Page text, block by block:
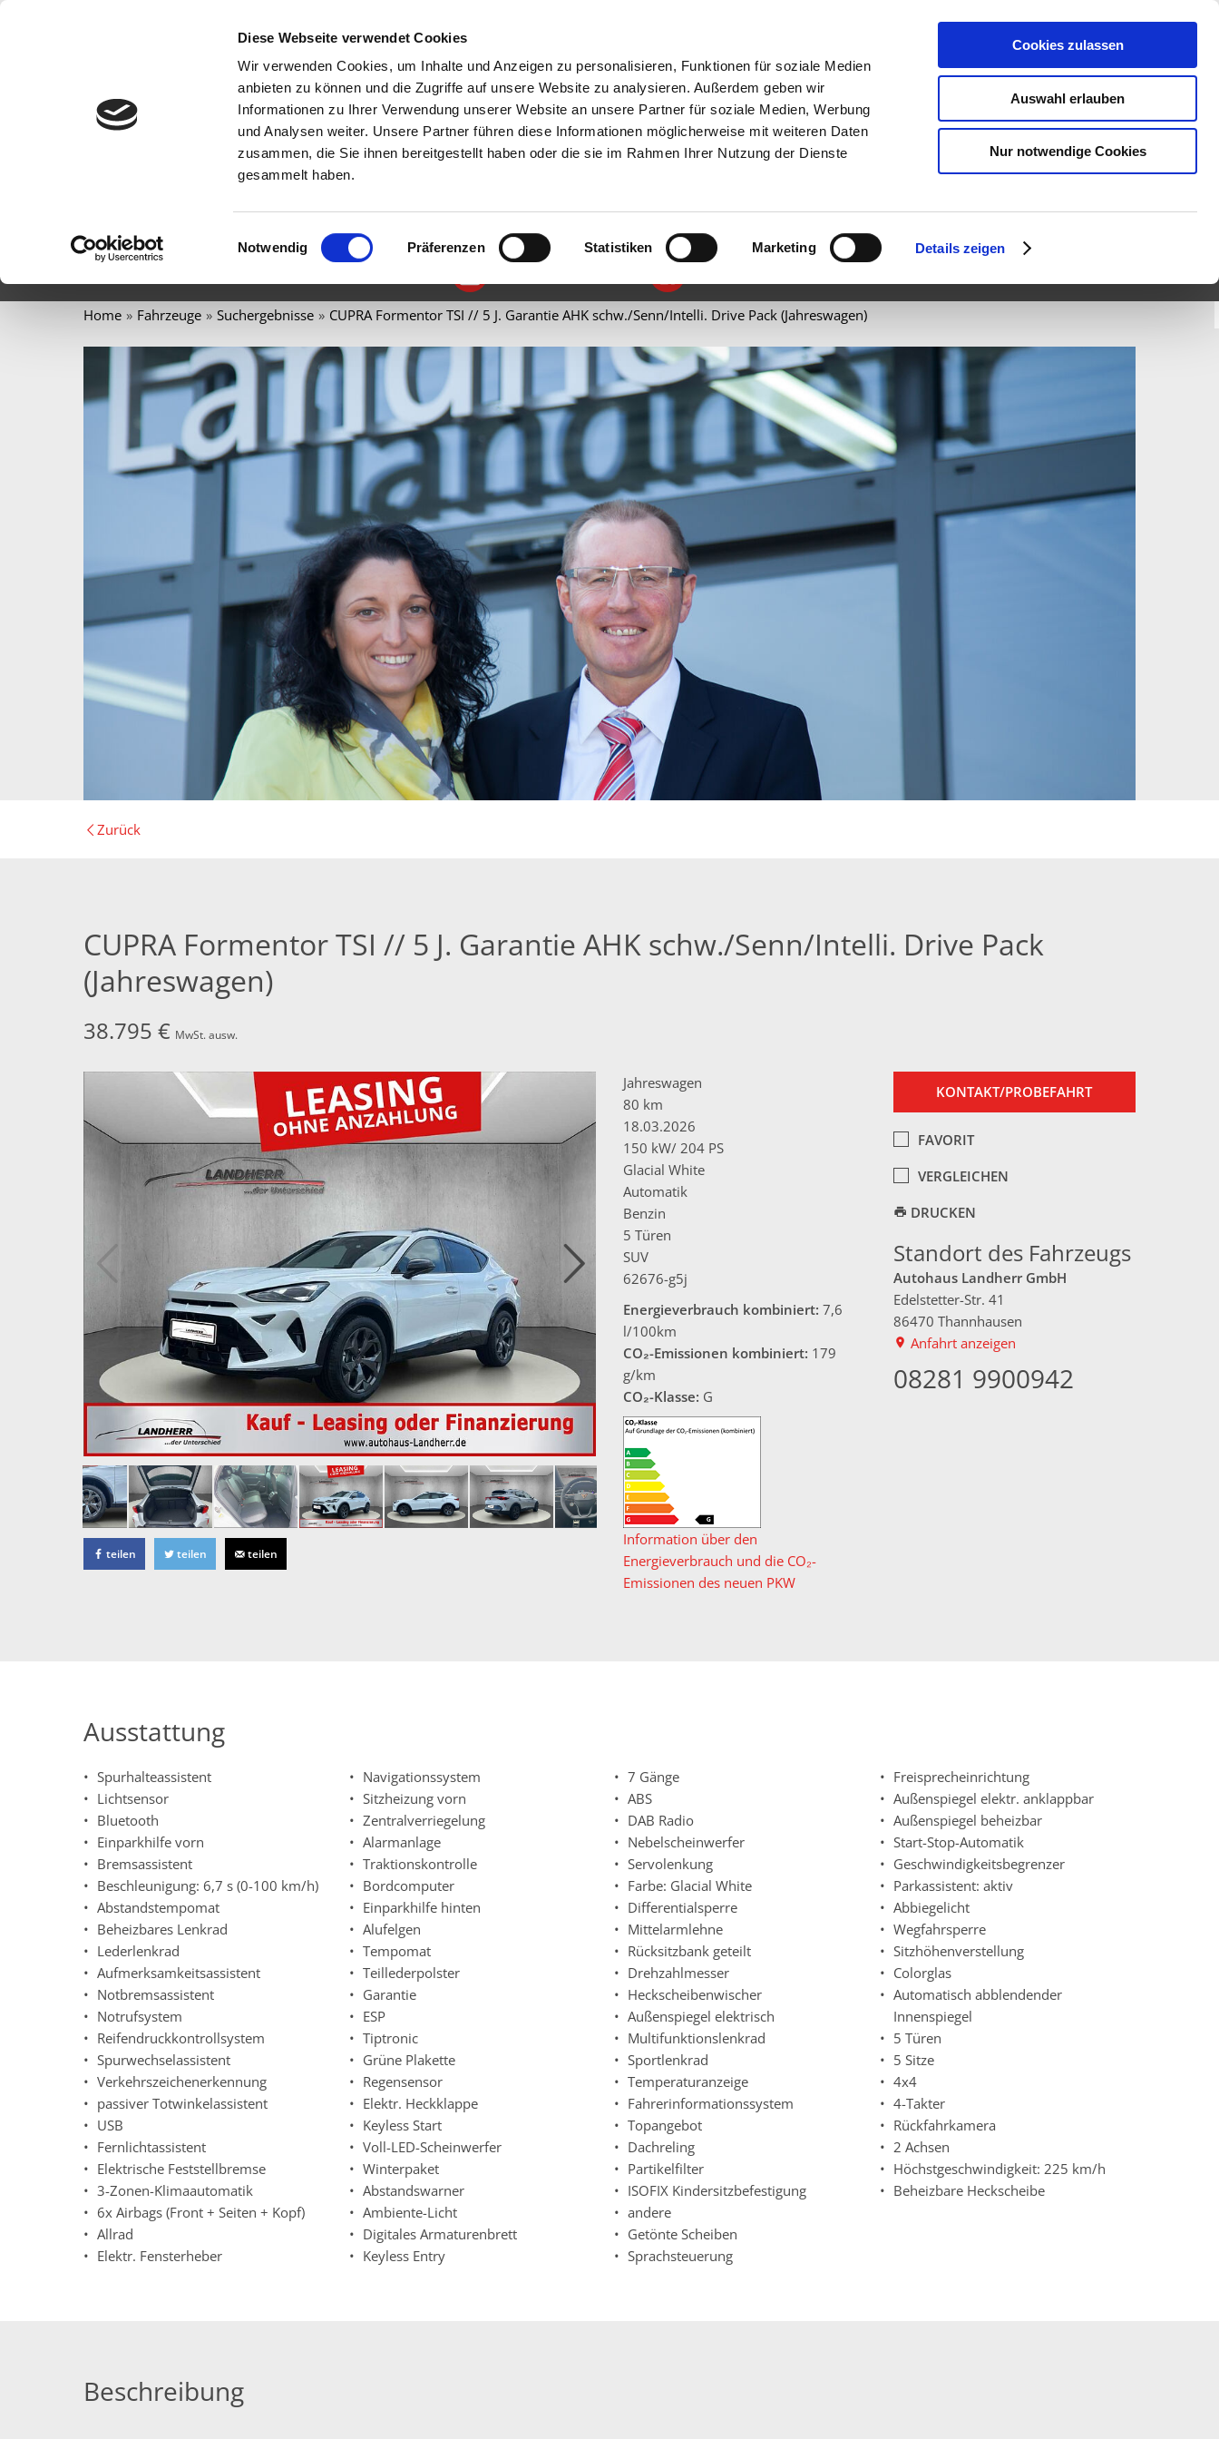
Diese Webseite verwendet Cookies
Wir verwenden Cookies, um Inhalte und Anzeigen zu personalisieren, Funktionen für soziale Medien
anbieten zu können und die Zugriffe auf unsere Website zu analysieren. Außerdem geben wir
Informationen zu Ihrer Verwendung unserer Website an unsere Partner für soziale Medien, Werbung
und Analysen weiter. Unsere Partner führen diese Informationen möglicherweise mit weiteren Daten
zusammen, die Sie ihnen bereitgestellt haben oder die sie im Rahmen Ihrer Nutzung der Dienste
gesammelt haben.
Einwilligungsauswahl
Notwendig Präferenzen Statistiken Marketing Details zeigen
Cookies zulassen
Auswahl erlauben
Nur notwendige Cookies
VERGLEICH (0) GESPEICHERTE SUCHEN (0)
FAHRZEUGE WERKSTATT & SERVICE
Home Fahrzeuge Suchergebnisse CUPRA Formentor TSI // 5 J. Garantie AHK schw./Senn/Intelli. Drive Pack (Jahreswagen)
Zurück
CUPRA Formentor TSI // 5 J. Garantie AHK schw./Senn/Intelli. Drive Pack
(Jahreswagen)
38.795 € MwSt. ausw.
teilen teilen teilen
KONTAKT/PROBEFAHRT
FAVORIT
VERGLEICHEN
DRUCKEN
Standort des Fahrzeugs
Autohaus Landherr GmbH
Edelstetter-Str. 41
86470 Thannhausen
Anfahrt anzeigen
08281 9900942
Jahreswagen
80 km
18.03.2026
150 kW/ 204 PS
Glacial White
Automatik
Benzin
5 Türen
SUV
62676-g5j
Energieverbrauch kombiniert: 7,6
l/100km
CO₂-Emissionen kombiniert: 179
g/km
CO₂-Klasse: G
Information über den
Energieverbrauch und die CO₂-
Emissionen des neuen PKW
Ausstattung
Spurhalteassistent
Lichtsensor
Bluetooth
Einparkhilfe vorn
Bremsassistent
Beschleunigung: 6,7 s (0-100 km/h)
Abstandstempomat
Beheizbares Lenkrad
Lederlenkrad
Aufmerksamkeitsassistent
Notbremsassistent
Notrufsystem
Reifendruckkontrollsystem
Spurwechselassistent
Verkehrszeichenerkennung
passiver Totwinkelassistent
USB
Fernlichtassistent
Elektrische Feststellbremse
3-Zonen-Klimaautomatik
6x Airbags (Front + Seiten + Kopf)
Allrad
Elektr. Fensterheber
Navigationssystem
Sitzheizung vorn
Zentralverriegelung
Alarmanlage
Traktionskontrolle
Bordcomputer
Einparkhilfe hinten
Alufelgen
Tempomat
Teillederpolster
Garantie
ESP
Tiptronic
Grüne Plakette
Regensensor
Elektr. Heckklappe
Keyless Start
Voll-LED-Scheinwerfer
Winterpaket
Abstandswarner
Ambiente-Licht
Digitales Armaturenbrett
Keyless Entry
7 Gänge
ABS
DAB Radio
Nebelscheinwerfer
Servolenkung
Farbe: Glacial White
Differentialsperre
Mittelarmlehne
Rücksitzbank geteilt
Drehzahlmesser
Heckscheibenwischer
Außenspiegel elektrisch
Multifunktionslenkrad
Sportlenkrad
Temperaturanzeige
Fahrerinformationssystem
Topangebot
Dachreling
Partikelfilter
ISOFIX Kindersitzbefestigung
andere
Getönte Scheiben
Sprachsteuerung
Freisprecheinrichtung
Außenspiegel elektr. anklappbar
Außenspiegel beheizbar
Start-Stop-Automatik
Geschwindigkeitsbegrenzer
Parkassistent: aktiv
Abbiegelicht
Wegfahrsperre
Sitzhöhenverstellung
Colorglas
Automatisch abblendender
Innenspiegel
5 Türen
5 Sitze
4x4
4-Takter
Rückfahrkamera
2 Achsen
Höchstgeschwindigkeit: 225 km/h
Beheizbare Heckscheibe
Beschreibung